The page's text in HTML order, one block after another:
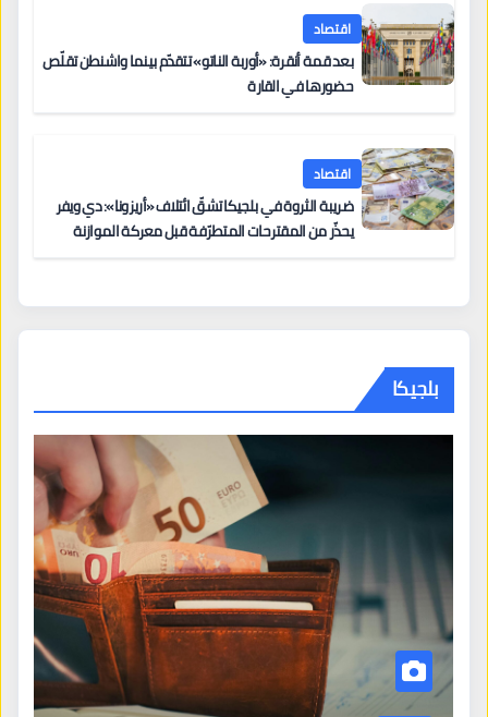
اقتصاد
بعد قمة أنقرة: «أوربة الناتو» تتقدّم بينما واشنطن تقلّص
حضورها في القارة
اقتصاد
ضريبة الثروة في بلجيكا تشقّ ائتلاف «أريزونا»: دي ويفر
يحذّر من المقترحات المتطرّفة قبل معركة الموازنة
بلجيكا